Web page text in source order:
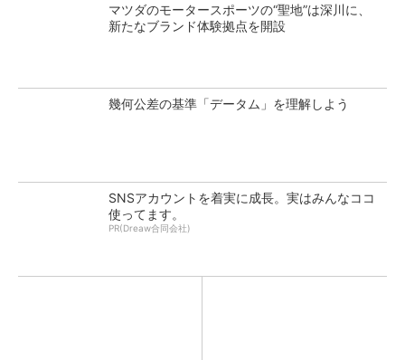
マツダのモータースポーツの“聖地”は深川に、
新たなブランド体験拠点を開設
幾何公差の基準「データム」を理解しよう
SNSアカウントを着実に成長。実はみんなココ
使ってます。
PR(Dreaw合同会社)